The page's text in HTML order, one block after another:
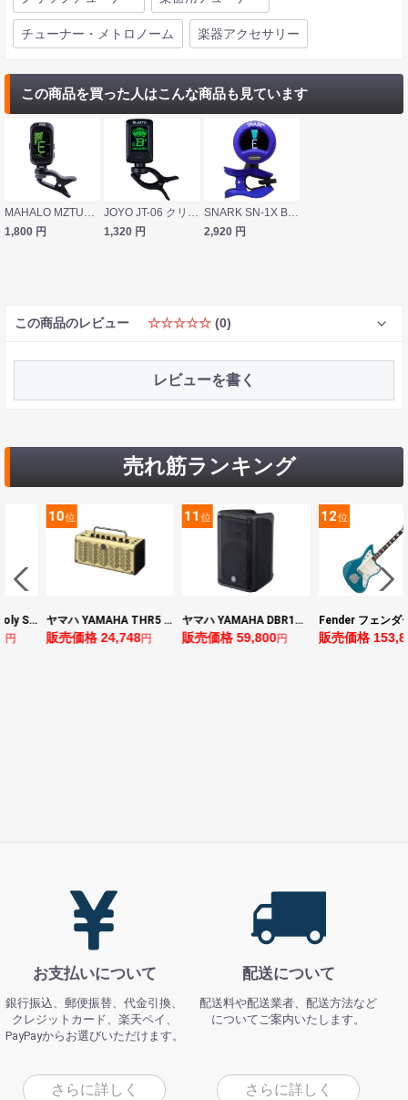
チューナー・メトロノーム 楽器アクセサリー
この商品を買った人はこんな商品も見ています
1,800 円
1,320 円
SNARK SN-1X BLUE ギター/ベース用クリップチューナー
2,920 円
この商品のレビュー ☆☆☆☆☆ (0)
レビューを書く
売れ筋ランキング
ヤマハ YAMAHA THR5 コンパクトギターアンプ 小型アンプ
販売価格 24,748円
ヤマハ YAMAHA DBR10 パワードスピーカー
販売価格 59,800円
Fender フェンダー Made in Japan Traditional Late 60s Jazzmaster RW Ocean Turquoise Metallic エレキギター
販売価格 153,896円
お支払いについて
銀行振込、郵便振替、代金引換、
クレジットカード、楽天ペイ、
PayPayからお選びいただけます。
さらに詳しく
配送について
配送料や配送業者、配送方法など
についてご案内いたします。
さらに詳しく